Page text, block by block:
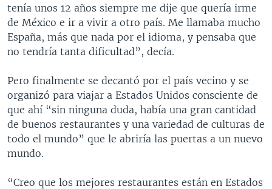
tenía unos 12 años siempre me dije que quería irme
de México e ir a vivir a otro país. Me llamaba mucho
España, más que nada por el idioma, y pensaba que
no tendría tanta dificultad”, decía.
Pero finalmente se decantó por el país vecino y se
organizó para viajar a Estados Unidos consciente de
que ahí “sin ninguna duda, había una gran cantidad
de buenos restaurantes y una variedad de culturas de
todo el mundo” que le abriría las puertas a un nuevo
mundo.
“Creo que los mejores restaurantes están en Estados